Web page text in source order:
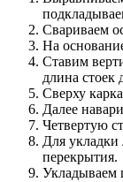
Свариваем
На
Ставим
длина стоек
Сверху
Далее
Четвертую
Для укладки
перекрытия.
Укладываем